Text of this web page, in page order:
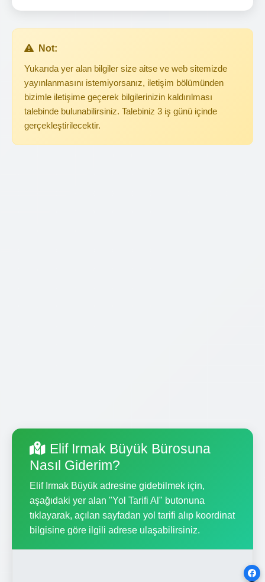
Not:
Yukarıda yer alan bilgiler size aitse ve web sitemizde
yayınlanmasını istemiyorsanız, iletişim bölümünden
bizimle iletişime geçerek bilgilerinizin kaldırılması
talebinde bulunabilirsiniz. Talebiniz 3 iş günü içinde
gerçekleştirilecektir.
Elif Irmak Büyük Bürosuna
Nasıl Giderim?
Elif Irmak Büyük adresine gidebilmek için,
aşağıdaki yer alan "Yol Tarifi Al" butonuna
tıklayarak, açılan sayfadan yol tarifi alıp koordinat
bilgisine göre ilgili adrese ulaşabilirsiniz.